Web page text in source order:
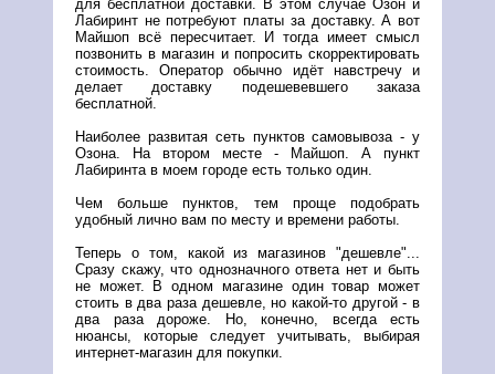
для бесплатной доставки. В этом случае Озон и
Лабиринт не потребуют платы за доставку. А вот
Майшоп всё пересчитает. И тогда имеет смысл
позвонить в магазин и попросить скорректировать
стоимость. Оператор обычно идёт навстречу и
делает доставку подешевевшего заказа
бесплатной.
Наиболее развитая сеть пунктов самовывоза - у
Озона. На втором месте - Майшоп. А пункт
Лабиринта в моем городе есть только один.
Чем больше пунктов, тем проще подобрать
удобный лично вам по месту и времени работы.
Теперь о том, какой из магазинов "дешевле"...
Сразу скажу, что однозначного ответа нет и быть
не может. В одном магазине один товар может
стоить в два раза дешевле, но какой-то другой - в
два раза дороже. Но, конечно, всегда есть
нюансы, которые следует учитывать, выбирая
интернет-магазин для покупки.